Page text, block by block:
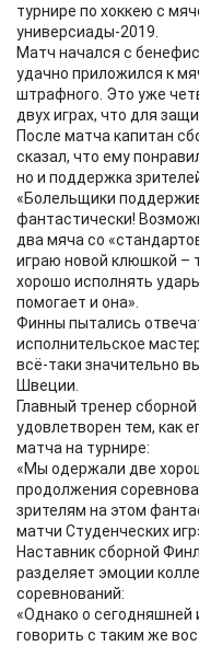
турнире по хоккею с
универсиады-2019.
Матч начался с
удачно приложился к
штрафного. Это уже
двух играх, что для
После матча капитан
сказал, что ему
но и поддержка
«Болельщики
фантастически!
два мяча со
играю новой клюшкой –
хорошо исполнять
помогает и она».
Финны пытались
исполнительское
всё-таки значительно
Швеции.
Главный тренер
удовлетворен тем, как
матча на турнире:
«Мы одержали две
продолжения
зрителям на этом
матчи Студенческих
Наставник сборной
разделяет эмоции
соревнований:
«Однако о сегодняшней
говорить с таким же